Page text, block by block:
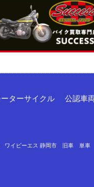
ターサイクル 公認車
ワイビーエス 静岡市 旧車